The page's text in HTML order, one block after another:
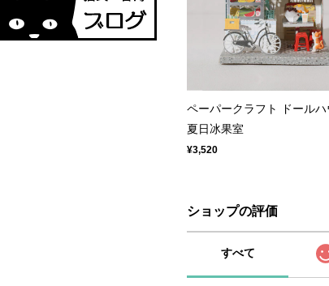
ペーパークラフト ドールハ
夏日冰果室
¥3,520
ショップの評価
すべて